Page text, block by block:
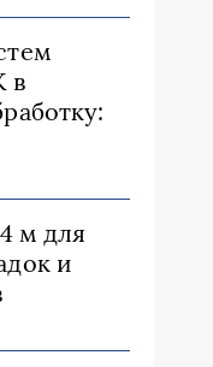
в
м для
и